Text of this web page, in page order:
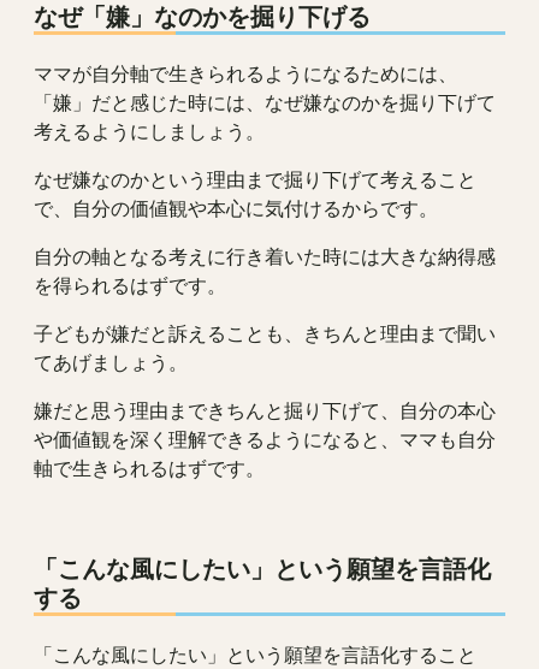
なぜ「嫌」なのかを掘り下げる
ママが自分軸で生きられるようになるためには、
「嫌」だと感じた時には、なぜ嫌なのかを掘り下げて
考えるようにしましょう。
なぜ嫌なのかという理由まで掘り下げて考えること
で、自分の価値観や本心に気付けるからです。
自分の軸となる考えに行き着いた時には大きな納得感
を得られるはずです。
子どもが嫌だと訴えることも、きちんと理由まで聞い
てあげましょう。
嫌だと思う理由まできちんと掘り下げて、自分の本心
や価値観を深く理解できるようになると、ママも自分
軸で生きられるはずです。
「こんな風にしたい」という願望を言語化
する
「こんな風にしたい」という願望を言語化すること